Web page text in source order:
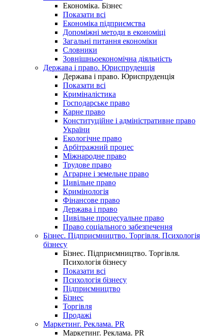
Економіка. Бізнес
Показати всі
Економіка підприємства
Допоміжні методи в економіці
Загальні питання економіки
Словники
Зовнішньоекономічна діяльність
Держава і право. Юриспруденція
Держава і право. Юриспруденція
Показати всі
Криміналістика
Господарське право
Карне право
Конституційне і адміністративне право
України
Екологічне право
Арбітражний процес
Міжнародне право
Трудове право
Аграрне і земельне право
Цивільне право
Кримінологія
Фінансове право
Держава і право
Цивільне процесуальне право
Право соціального забезпечення
Бізнес. Підприємництво. Торгівля. Психологія
бізнесу
Бізнес. Підприємництво. Торгівля.
Психологія бізнесу
Показати всі
Психологія бізнесу
Підприємництво
Бізнес
Торгівля
Продажі
Маркетинг. Реклама. PR
Маркетинг. Реклама. PR